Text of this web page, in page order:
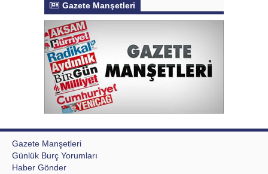
Gazete Manşetleri
Gazete Manşetleri
Günlük Burç Yorumları
Haber Gönder